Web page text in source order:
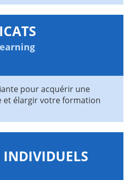
pour acquérir une
et élargir votre formation
INDIVIDUELS